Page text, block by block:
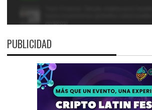
PUBLICIDAD